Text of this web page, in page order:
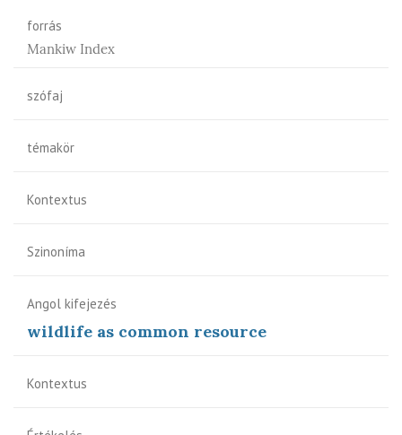
forrás
Mankiw Index
szófaj
témakör
Kontextus
Szinoníma
Angol kifejezés
wildlife as common resource
Kontextus